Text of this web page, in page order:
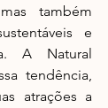
também
e
A Natural
tendência,
atrações a